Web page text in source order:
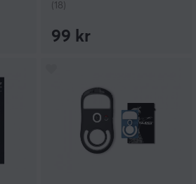
(18)
99 kr